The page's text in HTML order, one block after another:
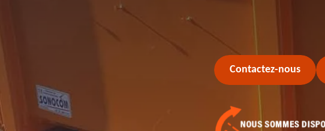
Contactez-nous